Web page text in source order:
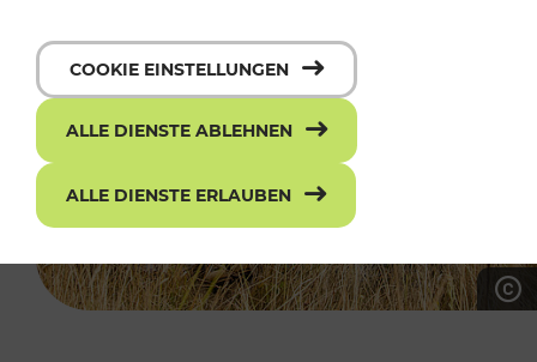
COOKIE EINSTELLUNGEN
ALLE DIENSTE ABLEHNEN
ALLE DIENSTE ERLAUBEN